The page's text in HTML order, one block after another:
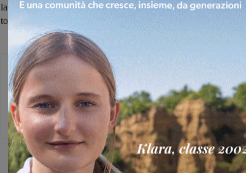
labronici schierano una delle migliori coppie di lunghi dell'intero
torneo: l'ex Virtus Siena Visigalli e l'italo-cubano Salazar.
Redazione